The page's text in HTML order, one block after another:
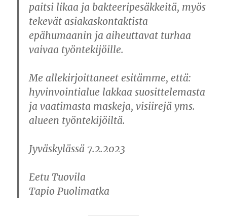
paitsi likaa ja bakteeripesäkkeitä, myös
tekevät asiakaskontaktista
epähumaanin ja aiheuttavat turhaa
vaivaa työntekijöille.
Me allekirjoittaneet esitämme, että:
hyvinvointialue lakkaa suosittelemasta
ja vaatimasta maskeja, visiirejä yms.
alueen työntekijöiltä.
Jyväskylässä 7.2.2023
Eetu Tuovila
Tapio Puolimatka